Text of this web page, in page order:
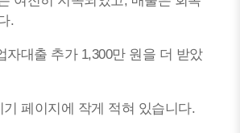
.
자대출 추가 1,300만 원을 더 받았
기 페이지에 작게 적혀 있습니다.